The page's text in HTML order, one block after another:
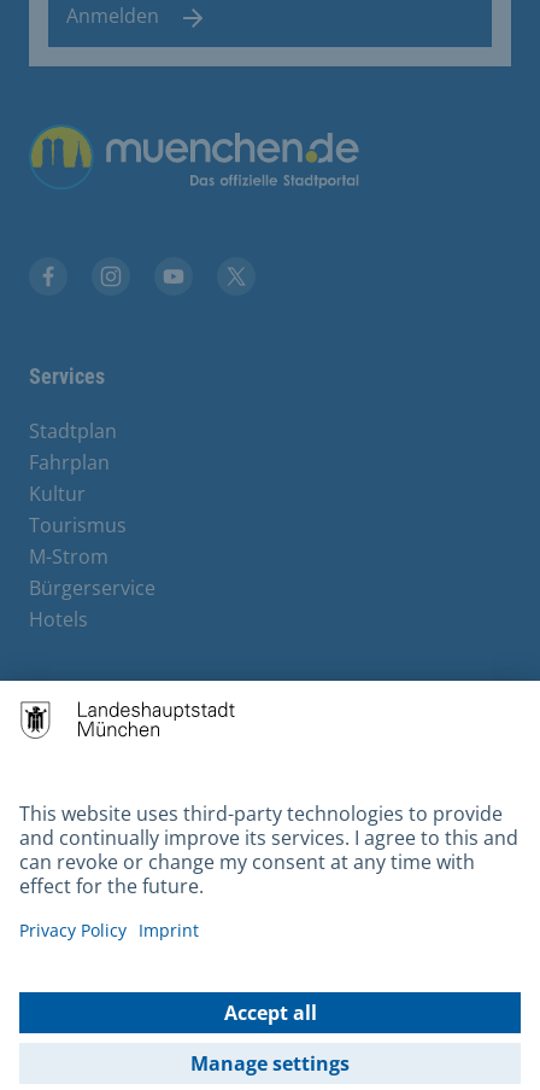
Anmelden
Übergreifende Links
Services
Stadtplan
Fahrplan
Kultur
Tourismus
M-Strom
Bürgerservice
Hotels
Contact
Gebärdensprache
Datenschutz
Kontakt
© 2026 Portal München Betriebs GmbH & Co. KG - Ein Service der
Landeshauptstadt München und der Stadtwerke München GmbH